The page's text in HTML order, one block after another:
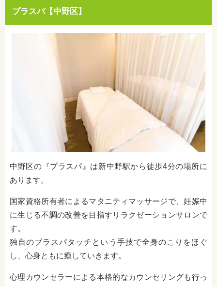
プラスパ【中野区】
中野区の『プラスパ』は新中野駅から徒歩4分の場所に
あります。
国家資格所有者によるマタニティマッサージで、妊娠中
に生じる不調の改善を目指すリラクゼーションサロンで
す。
独自のブラスパタッチという手技で全身のこりをほぐ
し、心身ともに癒していきます。
心理カウンセラーによる本格的なカウンセリングも行っ